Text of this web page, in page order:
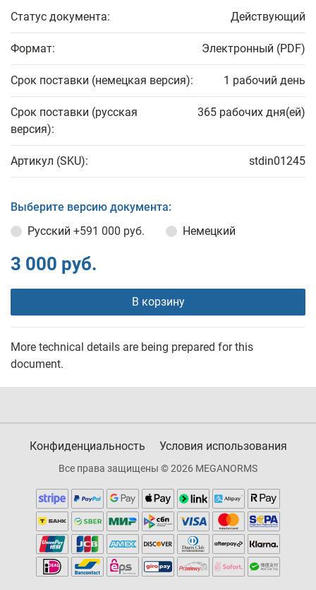
Статус документа: Действующий
Формат: Электронный (PDF)
Срок поставки (немецкая версия): 1 рабочий день
Срок поставки (русская
версия):
365 рабочих дня(ей)
Артикул (SKU): stdin01245
Выберите версию документа:
Русский +591 000 руб. Немецкий
3 000 руб.
В корзину
More technical details are being prepared for this
document.
Конфиденциальность Условия использования
Все права защищены © 2026 MEGANORMS